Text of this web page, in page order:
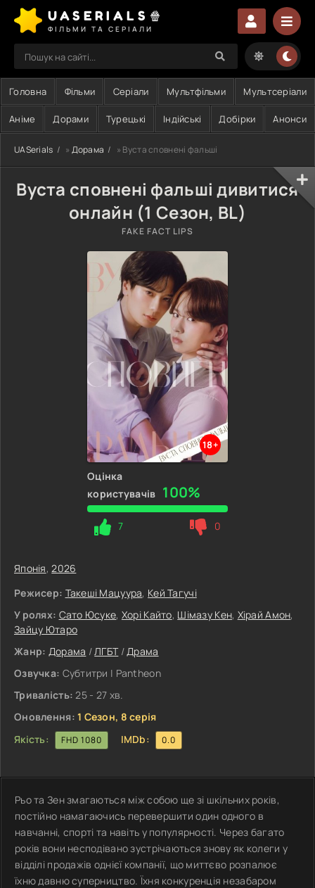
UASERIALS🍿
ФІЛЬМИ ТА СЕРІАЛИ
Головна Фільми Серіали Мультфільми Мультсеріали
Аніме Дорами Турецькі Індійські Добірки Анонси
UASerials » Дорама » Вуста сповнені фальші
Вуста сповнені фальші дивитися
онлайн (1 Сезон, BL)
FAKE FACT LIPS
18+
Оцінка
користувачів 100%
7 0
Японія,2026
Режисер: Такеші Мацуура, Кей Тагучі
У ролях: Сато Юсуке, Хорі Кайто, Шімазу Кен, Хірай Амон,
Зайцу Ютаро
Жанр: Дорама /ЛГБТ/Драма
Озвучка: Субтитри | Pantheon
Тривалість: 25 - 27 хв.
Оновлення: 1 Сезон, 8 серія
Якість:
FHD 1080 IMDb: 0.0
Рьо та Зен змагаються між собою ще зі шкільних років,
постійно намагаючись перевершити один одного в
навчанні, спорті та навіть у популярності. Через багато
років вони несподівано зустрічаються знову як колеги у
відділі продажів однієї компанії, що миттєво розпалює
їхню давню суперництво. Їхня конкуренція незабаром